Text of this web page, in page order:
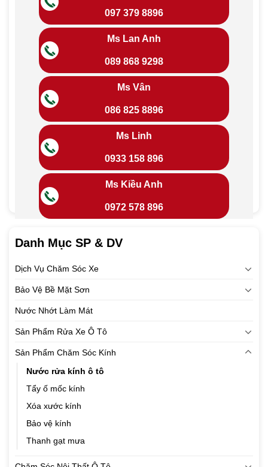
097 379 8896
Ms Lan Anh
089 868 9298
Ms Vân
086 825 8896
Ms Linh
0933 158 896
Ms Kiều Anh
0972 578 896
Danh Mục SP & DV
Dịch Vụ Chăm Sóc Xe
Bảo Vệ Bề Mặt Sơn
Nước Nhớt Làm Mát
Sản Phẩm Rửa Xe Ô Tô
Sản Phẩm Chăm Sóc Kính
Nước rửa kính ô tô
Tẩy ố mốc kính
Xóa xước kính
Bảo vệ kính
Thanh gạt mưa